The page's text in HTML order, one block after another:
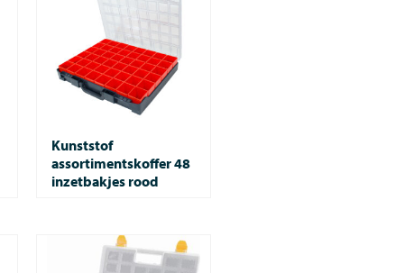
Kunststof
assortimentskoffer 48
inzetbakjes rood